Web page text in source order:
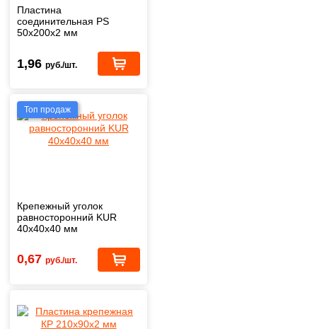
Пластина
соединительная PS
50х200х2 мм
1,96 руб./шт.
Топ продаж
Крепежный уголок
равносторонний KUR
40х40х40 мм
0,67 руб./шт.